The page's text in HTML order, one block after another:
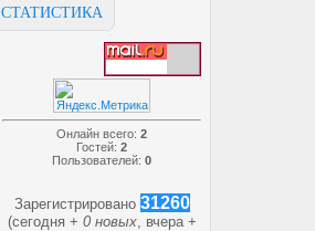
СТАТИСТИКА
Онлайн всего: 2
Гостей: 2
Пользователей: 0
Зарегистрировано 31260
(сегодня + 0 новых, вчера +